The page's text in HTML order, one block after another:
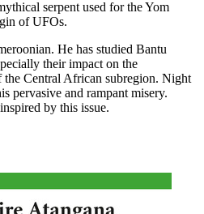
serpent used for the Yom
of UFOs.
He has studied Bantu
their impact on the
the Central African subregion. Night
pervasive and rampant misery.
by this issue.